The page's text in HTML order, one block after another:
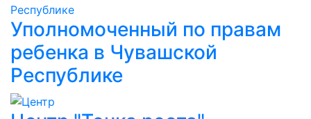
Уполномоченный по правам
ребенка в Чувашской
Республике